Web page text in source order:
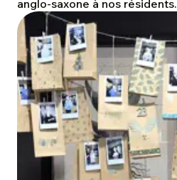
anglo-saxone à nos résidents.